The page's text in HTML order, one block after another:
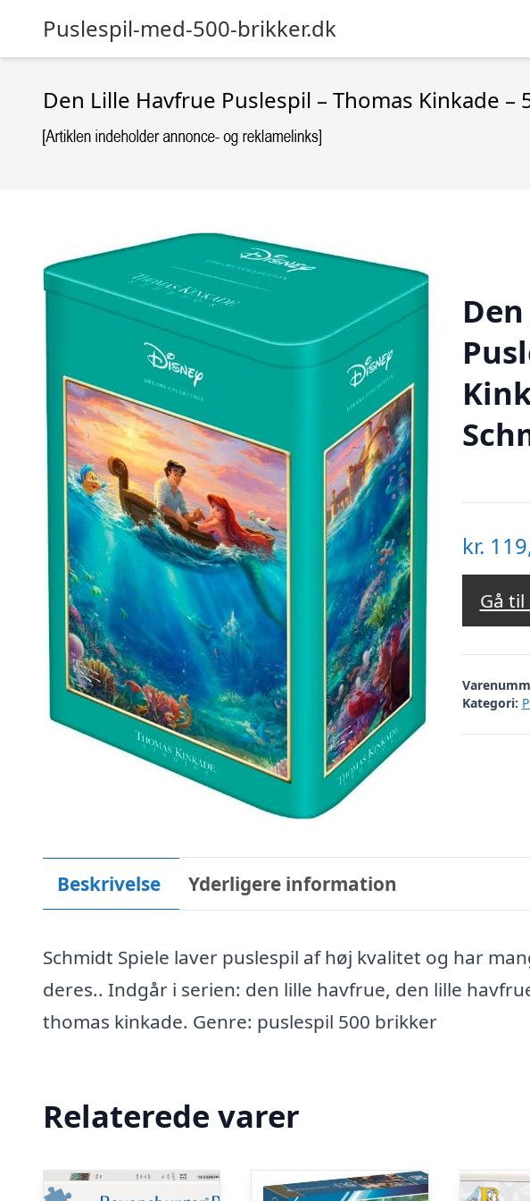
Puslespil-med-500-brikker.dk
Den Lille Havfrue Puslespil – Thomas Kinkade –
kr.
Gå
Kategori:
Beskrivelse Yderligere information
Schmidt Spiele laver puslespil af høj kvalitet og har
deres.. Indgår i serien: den lille havfrue, den lille
thomas kinkade. Genre: puslespil 500 brikker
Relaterede varer